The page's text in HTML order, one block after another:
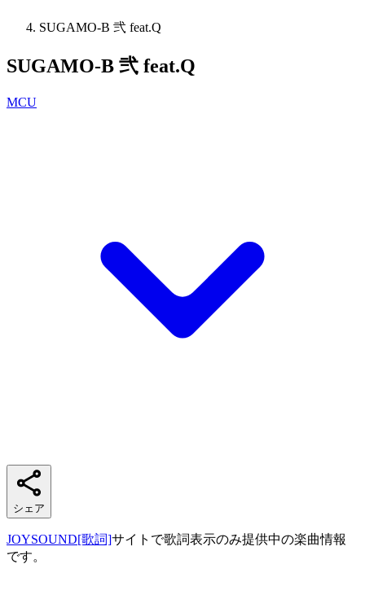
SUGAMO-B 弐 feat.Q
SUGAMO-B 弐 feat.Q
MCU
シェア
JOYSOUND[歌詞]サイトで歌詞表示のみ提供中の楽曲情報
です。